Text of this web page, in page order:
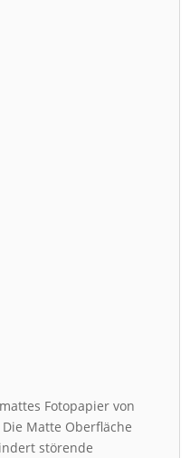
Fotopapier von
Matte Oberfläche
störende